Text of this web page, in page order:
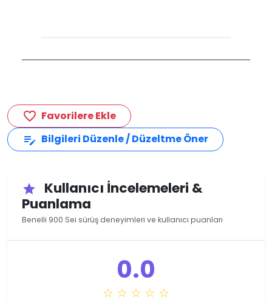
favorite_border Favorilere Ekle
edit_note Bilgileri Düzenle / Düzeltme Öner
star
Kullanıcı İncelemeleri &
Puanlama
Benelli 900 Sei sürüş deneyimleri ve kullanıcı puanları
0.0
☆ ☆ ☆ ☆ ☆